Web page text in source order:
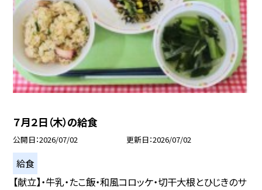
７月２日（木）の給食
公開日 2026/07/02 更新日 2026/07/02
給食
【献立】・牛乳・たこ飯・和風コロッケ・切干大根とひじきのサ